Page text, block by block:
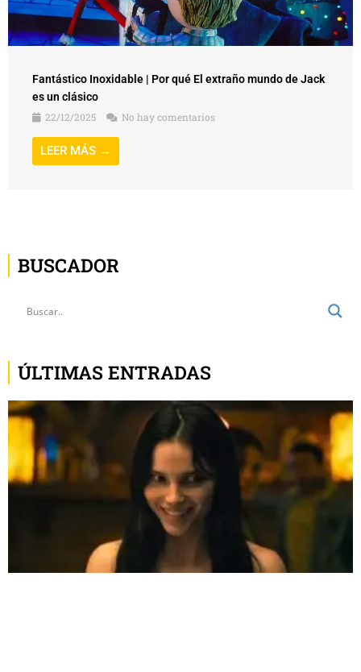
Fantástico Inoxidable | Por qué El extraño mundo de Jack
es un clásico
22/12/2025
No hay comentarios
LEER MÁS →
BUSCADOR
ÚLTIMAS ENTRADAS